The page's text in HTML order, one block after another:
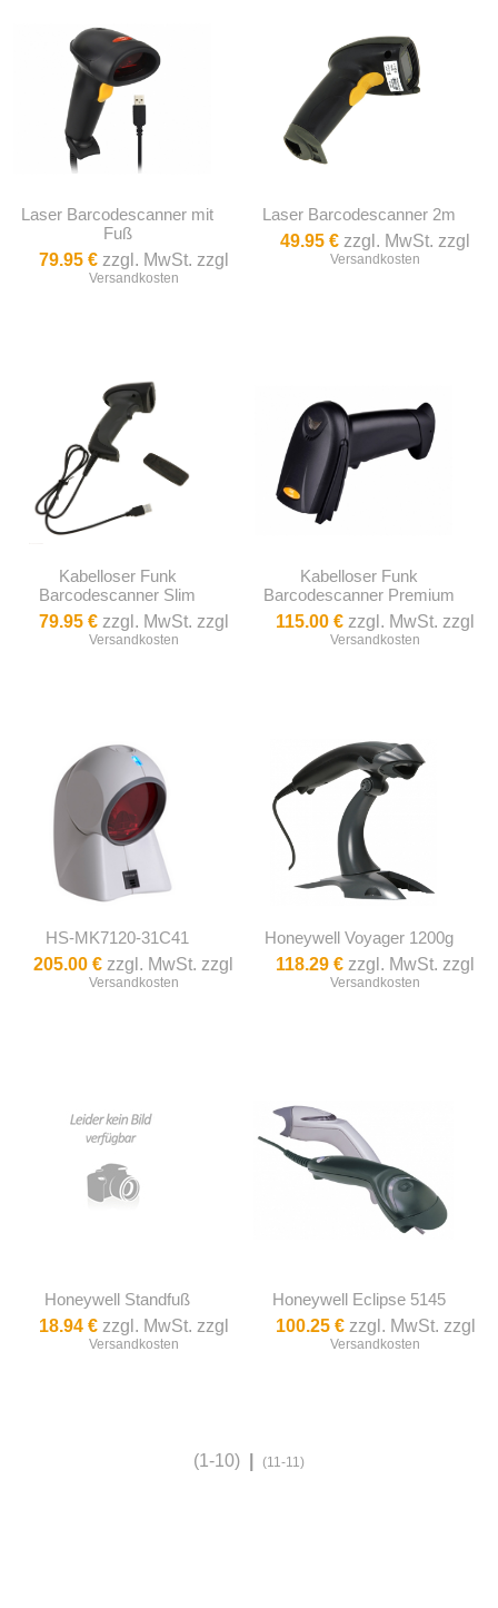
Laser Barcodescanner mit
Fuß
79.95 €zzgl. MwSt. zzgl
Versandkosten
Laser Barcodescanner 2m
49.95 € zzgl. MwSt. zzgl
Versandkosten
Kabelloser Funk
Barcodescanner Slim
79.95 €zzgl. MwSt. zzgl
Versandkosten
Kabelloser Funk
Barcodescanner Premium
115.00 € zzgl. MwSt. zzgl
Versandkosten
HS-MK7120-31C41
205.00 € zzgl. MwSt. zzgl
Versandkosten
Honeywell Voyager 1200g
118.29 € zzgl. MwSt. zzgl
Versandkosten
Honeywell Standfuß
18.94 €zzgl. MwSt. zzgl
Versandkosten
Honeywell Eclipse 5145
100.25 €zzgl. MwSt. zzgl
Versandkosten
(1-10) (11-11)